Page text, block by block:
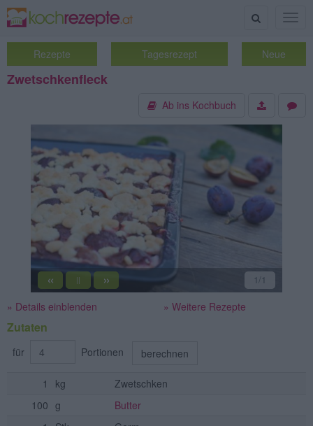
Suche
Rezepte Tagesrezept Neue
Zwetschkenfleck
Ab ins Kochbuch
« || » 1/1
» Details einblenden » Weitere Rezepte
Zutaten
für Portionen berechnen
1 kg
Zwetschken
100 g
Butter